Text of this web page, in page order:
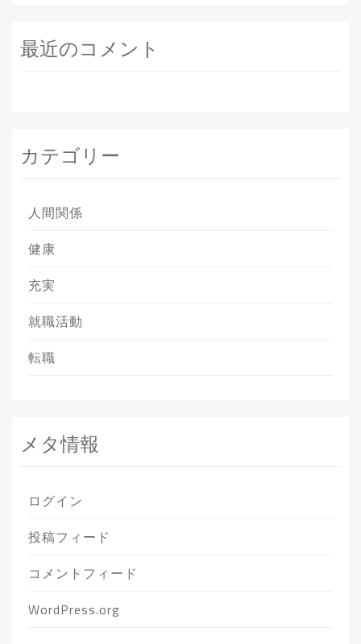
最近のコメント
カテゴリー
人間関係
健康
充実
就職活動
転職
メタ情報
ログイン
投稿フィード
コメントフィード
WordPress.org